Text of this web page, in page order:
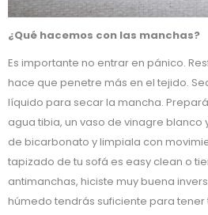
¿Qué hacemos con las manchas?
Es importante no entrar en pánico.
hace que penetre más en el tejido.
líquido para secar la mancha.
agua tibia, un vaso de vinagre
de bicarbonato y limpiala con
tapizado de tu sofá es easy clean o
antimanchas, hiciste muy buena
húmedo tendrás suficiente para tener